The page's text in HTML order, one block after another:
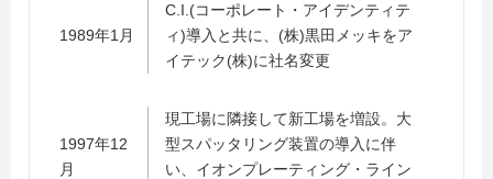
1989年1月
C.I.(コーポレート・アイデンティテ
ィ)導入と共に、(株)黒田メッキをア
イテック(株)に社名変更
1997年12
月
現工場に隣接して新工場を増設。大
型スパッタリング装置の導入に伴
い、イオンプレーティング・ライン